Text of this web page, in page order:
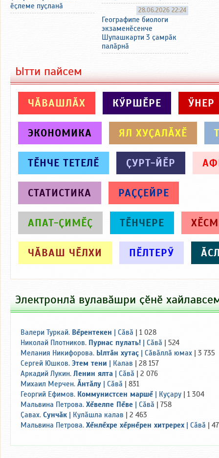
ӗҫлеме пуҫланӑ
28.06.2026 22:24
Географипе биологи
экзаменӗсенче
Шупашкарти 3 ҫамрӑк
палӑрнӑ
Ытти пайсем
ЧӐВАШЛӐХ КӲРШӖРЕ ӲНЕР
ЭКОНОМИКА ЯЛ ХУҪАЛӐХӖ
ТӖНЧЕ ТЕТЕЛӖ ҪУРТ-ЙӖР
СТАТИСТИКА РАҪҪЕЙРЕ
АПАТ-ҪИМӖҪ ТӖНЧЕРЕ
ЧӐВАШ ЧӖЛХИ ПӖЛТЕРӲ
Электронлӑ вулавӑшри ҫӗнӗ
Валери Туркай. Вĕрентекен | Сăвă | 1 028
Николай Плотников. Пурнас пулать! | Сăвă | 524
Мелания Никифорова. Ылтăн хутаç | Сăвăллă юмах | 3 735
Сергей Юшков. Этем тени | Калав | 28 157
Аркадий Лукин. Ленин ялта | Сăвă | 2 076
Михаил Мерчен. Ăнтăлу | Сăвă | 831
Георгий Ефимов. Коммунистсен маршĕ | Куçару | 1 304
Мальвина Петрова. Хĕвелпе Пĕве | Сăвă | 758
Ҫавах. Сунчăк | Кулăшла калав | 2 463
Мальвина Петрова. Хĕнлĕхре хĕрнĕрен хитререх | Сăвă |